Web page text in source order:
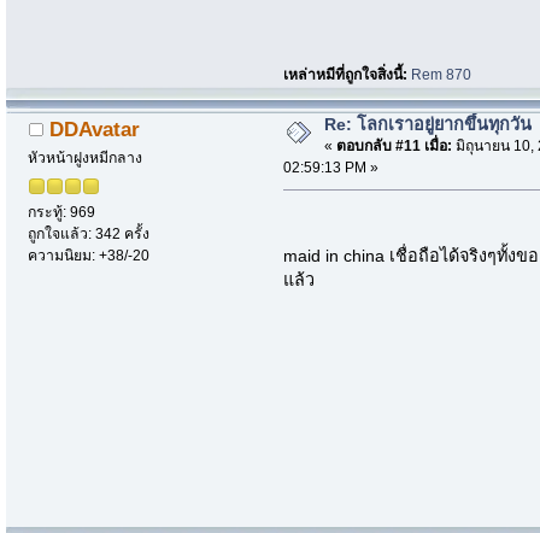
เหล่าหมีที่ถูกใจสิ่งนี้: Rem 870
DDAvatar
หัวหน้าฝูงหมีกลาง
กระทู้: 969
ถูกใจแล้ว: 342 ครั้ง
ความนิยม: +38/-20
Re: โลกเราอยู่ยากขึ้นทุกวัน
« ตอบกลับ #11 เมื่อ: มิถุนายน 10,
02:59:13 PM »
maid in china เชื่อถือได้จริงๆทั้ง
แล้ว